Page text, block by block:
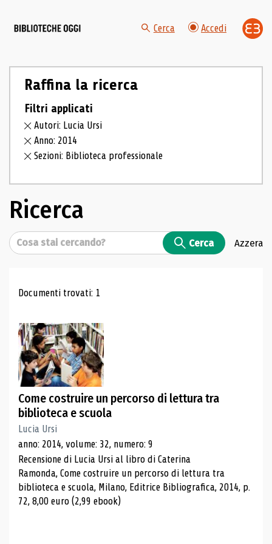
Cerca Accedi
Raffina la ricerca
Filtri applicati
Autori: Lucia Ursi
Anno: 2014
Sezioni: Biblioteca professionale
Ricerca
Cerca Cerca Azzera
Risultati di ricerca
Documenti trovati: 1
Come costruire un percorso di lettura tra
biblioteca e scuola
Lucia Ursi
anno: 2014, volume: 32, numero: 9
Recensione di Lucia Ursi al libro di Caterina
Ramonda, Come costruire un percorso di lettura tra
biblioteca e scuola, Milano, Editrice Bibliografica, 2014, p.
72, 8,00 euro (2,99 ebook)